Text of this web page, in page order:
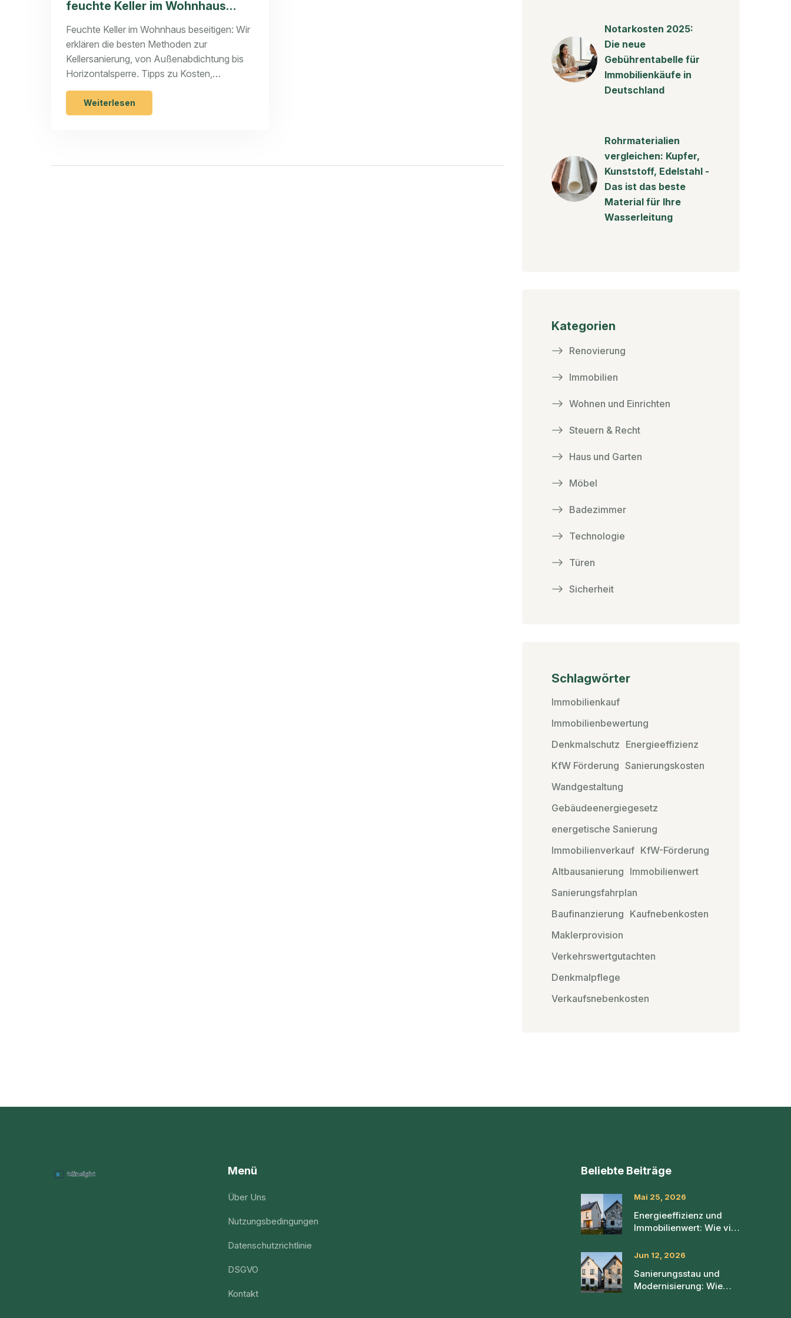
feuchte Keller im Wohnhaus
richtig trocken
Feuchte Keller im Wohnhaus beseitigen: Wir
erklären die besten Methoden zur
Kellersanierung, von Außenabdichtung bis
Horizontalsperre. Tipps zu Kosten,
Trocknung und Sanierputz.
Weiterlesen
Notarkosten 2025:
Die neue
Gebührentabelle für
Immobilienkäufe in
Deutschland
Rohrmaterialien
vergleichen: Kupfer,
Kunststoff, Edelstahl -
Das ist das beste
Material für Ihre
Wasserleitung
Kategorien
Renovierung
Immobilien
Wohnen und Einrichten
Steuern & Recht
Haus und Garten
Möbel
Badezimmer
Technologie
Türen
Sicherheit
Schlagwörter
Immobilienkauf
Immobilienbewertung
Denkmalschutz Energieeffizienz
KfW Förderung Sanierungskosten
Wandgestaltung
Gebäudeenergiegesetz
energetische Sanierung
Immobilienverkauf KfW-Förderung
Altbausanierung Immobilienwert
Sanierungsfahrplan
Baufinanzierung Kaufnebenkosten
Maklerprovision
Verkehrswertgutachten
Denkmalpflege
Verkaufsnebenkosten
Menü
Über Uns
Nutzungsbedingungen
Datenschutzrichtlinie
DSGVO
Kontakt
Beliebte Beiträge
Mai 25, 2026
Energieeffizienz und
Immobilienwert: Wie viel
Jun 12, 2026
Sanierungsstau und
Modernisierung: Wie